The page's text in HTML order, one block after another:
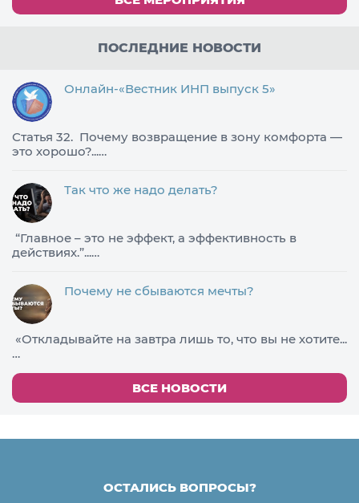
ПОСЛЕДНИЕ НОВОСТИ
Онлайн-«Вестник ИНП выпуск 5»
Статья 32. Почему возвращение в зону комфорта —
это хорошо?...…
Так что же надо делать?
​“Главное – это не эффект, а эффективность в
действиях.”...…
Почему не сбываются мечты?
«Откладывайте на завтра лишь то, что вы не хотите...
…
ВСЕ НОВОСТИ
ОСТАЛИСЬ ВОПРОСЫ?